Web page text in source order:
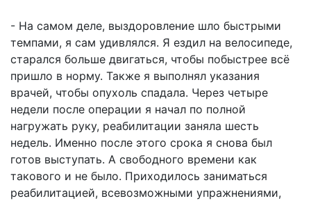
- На самом деле, выздоровление шло быстрыми
темпами, я сам удивлялся. Я ездил на велосипеде,
старался больше двигаться, чтобы побыстрее всё
пришло в норму. Также я выполнял указания
врачей, чтобы опухоль спадала. Через четыре
недели после операции я начал по полной
нагружать руку, реабилитации заняла шесть
недель. Именно после этого срока я снова был
готов выступать. А свободного времени как
такового и не было. Приходилось заниматься
реабилитацией, всевозможными упражнениями,